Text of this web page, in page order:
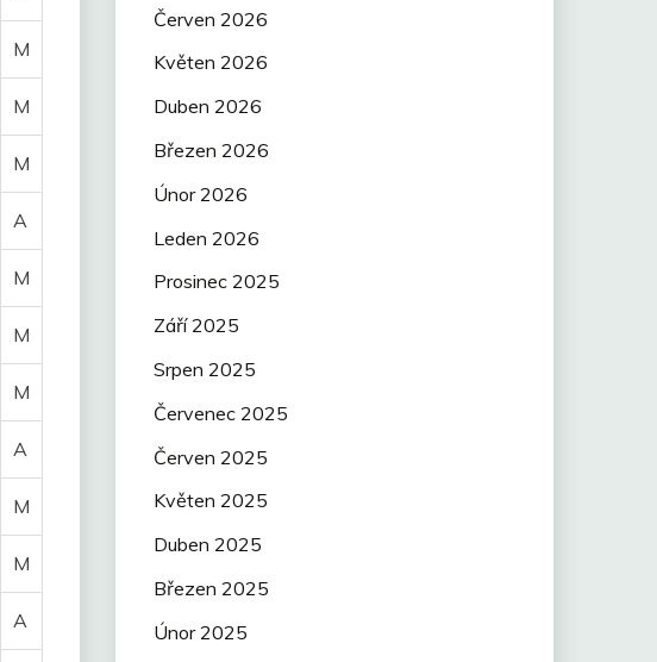
M
M
M
A
M
M
M
A
M
M
A
Červen 2026
Květen 2026
Duben 2026
Březen 2026
Únor 2026
Leden 2026
Prosinec 2025
Září 2025
Srpen 2025
Červenec 2025
Červen 2025
Květen 2025
Duben 2025
Březen 2025
Únor 2025